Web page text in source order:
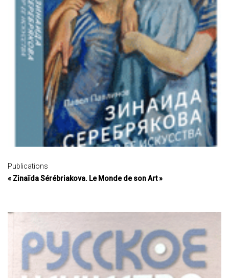
Publications
« Zinaïda Sérébriakova. Le Monde de son Art »